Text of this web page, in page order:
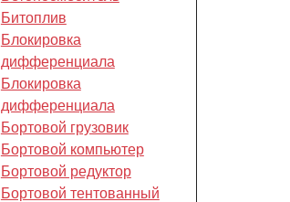
Битоплив
Блокировка
дифференциала
Блокировка
дифференциала
Бортовой грузовик
Бортовой компьютер
Бортовой редуктор
Бортовой тентованный